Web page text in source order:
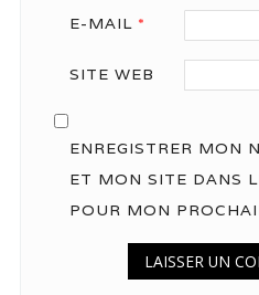
E-MAIL *
SITE WEB
ENREGISTRER MON
ET MON SITE DANS
POUR MON